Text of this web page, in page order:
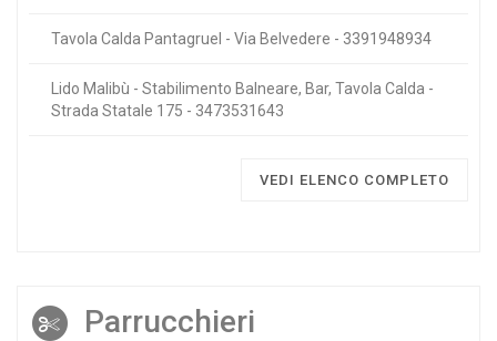
Tavola Calda Pantagruel - Via Belvedere - 3391948934
Lido Malibù - Stabilimento Balneare, Bar, Tavola Calda -
Strada Statale 175 - 3473531643
VEDI ELENCO COMPLETO
Parrucchieri